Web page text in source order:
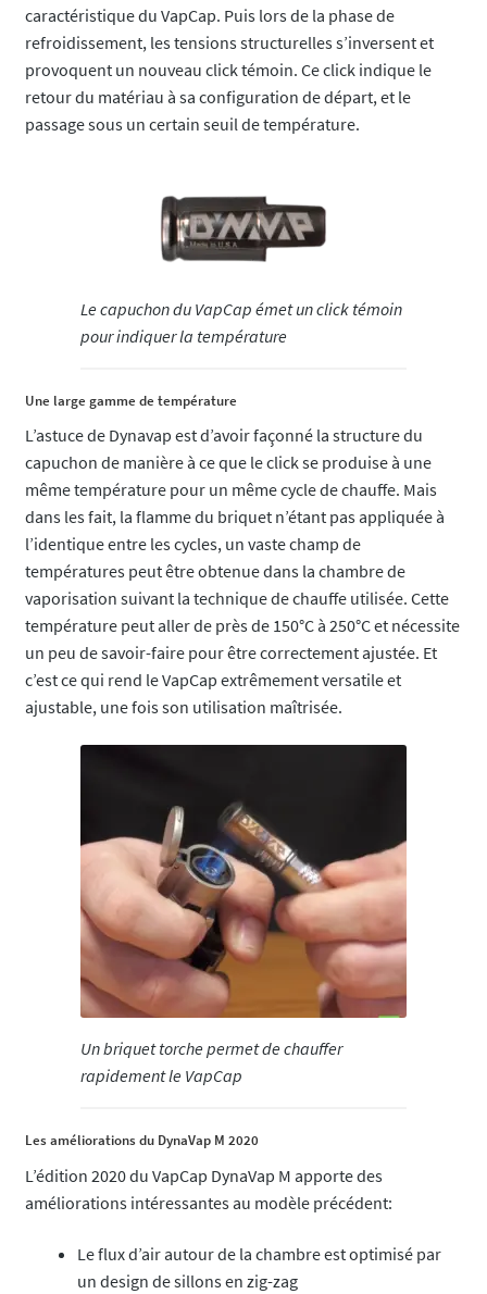
caractéristique du VapCap. Puis lors de la phase de
refroidissement, les tensions structurelles s’inversent et
provoquent un nouveau click témoin. Ce click indique le
retour du matériau à sa configuration de départ, et le
passage sous un certain seuil de température.
Le capuchon du VapCap émet un click témoin
pour indiquer la température
Une large gamme de température
L’astuce de Dynavap est d’avoir façonné la structure du
capuchon de manière à ce que le click se produise à une
même température pour un même cycle de chauffe. Mais
dans les fait, la flamme du briquet n’étant pas appliquée à
l’identique entre les cycles, un vaste champ de
températures peut être obtenue dans la chambre de
vaporisation suivant la technique de chauffe utilisée. Cette
température peut aller de près de 150°C à 250°C et nécessite
un peu de savoir-faire pour être correctement ajustée. Et
c’est ce qui rend le VapCap extrêmement versatile et
ajustable, une fois son utilisation maîtrisée.
Un briquet torche permet de chauffer
rapidement le VapCap
Les améliorations du DynaVap M 2020
L’édition 2020 du VapCap DynaVap M apporte des
améliorations intéressantes au modèle précédent:
Le flux d’air autour de la chambre est optimisé par
un design de sillons en zig-zag